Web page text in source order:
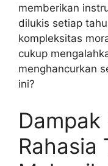
memberikan
dilukis setiap
kompleksitas
cukup
menghancurkan
ini?
Rahasia